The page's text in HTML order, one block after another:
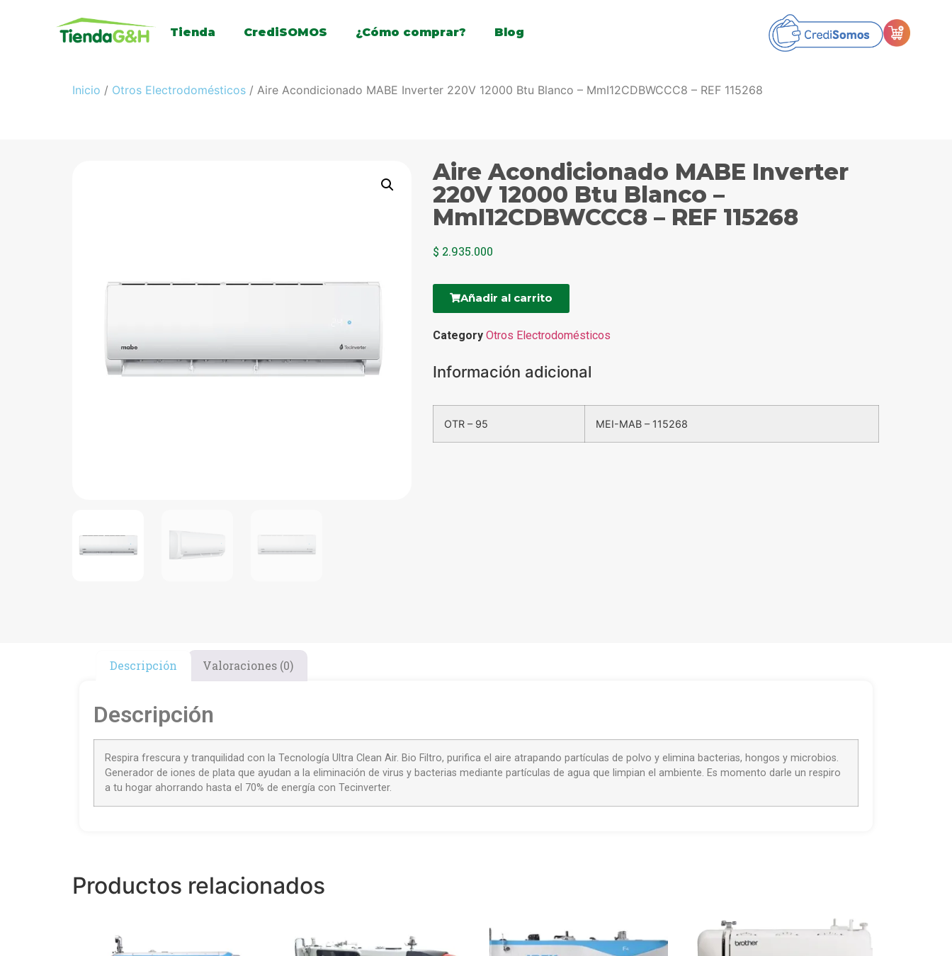
Tienda CrediSOMOS ¿Cómo comprar? Blog
Inicio / Otros Electrodomésticos / Aire Acondicionado MABE Inverter 220V 12000 Btu Blanco – MmI12CDBWCCC8 – REF 115268
Aire Acondicionado MABE Inverter
220V 12000 Btu Blanco –
MmI12CDBWCCC8 – REF 115268
$ 2.935.000
Añadir al carrito
Category Otros Electrodomésticos
Información adicional
OTR – 95 MEI-MAB – 115268
Descripción Valoraciones (0)
Descripción
Respira frescura y tranquilidad con la Tecnología Ultra Clean Air. Bio Filtro, purifica el aire atrapando partículas de polvo y elimina bacterias, hongos y microbios.
Generador de iones de plata que ayudan a la eliminación de virus y bacterias mediante partículas de agua que limpian el ambiente. Es momento darle un respiro
a tu hogar ahorrando hasta el 70% de energía con Tecinverter.
Productos relacionados